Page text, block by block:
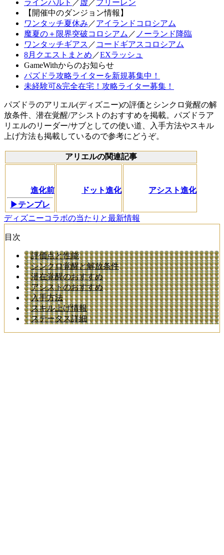
ラインハルト ／ 虚 ／フリーレン
【開催中のダンジョン情報】
ワンタッチ夏休み ／アイランドコロシアム
魔夏の＋限界突破コロシアム ／ ノーランド降臨
ワンタッチギアス ／ コードギアスコロシアム
8月クエストまとめ ／EXラッシュ
GameWithからのお知らせ
パズドラ攻略ライターを新規募集中！
未経験可&完全在宅！攻略ライター募集！
パズドラのアリエル(ディズニー)の評価とシンクロ覚醒の解
放条件、潜在覚醒/アシストのおすすめを掲載。パズドラア
リエルのリーダー/サブとしての使い道、入手方法やスキル
上げ方法も掲載しているので参考にどうぞ。
アリエルの関連記事
進化前
▶テンプレ
ドット進化 アシスト進化
ディズニーコラボの当たりと最新情報
目次
評価点と性能
シンクロ覚醒と解放条件
潜在覚醒のおすすめ
アシストのおすすめ
入手方法
スキル上げ情報
ステータス詳細